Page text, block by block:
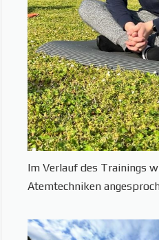
Im Verlauf des Trainings
Atemtechniken